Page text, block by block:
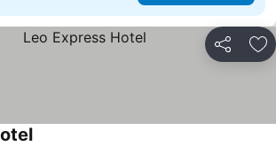
Teilen